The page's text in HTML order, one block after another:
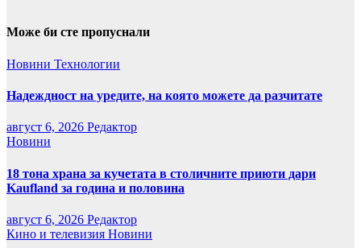
Може би сте пропуснали
Новини Технологии
Надеждност на уредите, на която можете да разчитате
август 6, 2026 Редактор
Новини
18 тона храна за кучетата в столичните приюти дари
Kaufland за година и половина
август 6, 2026 Редактор
Кино и телевизия Новини